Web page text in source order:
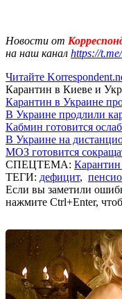
Новости от
на наш канал https://
Читайте
Карантин в Киеве и
Карантин в Украине
В Украине продлили
Кабмин готовится
В Украине на
МОЗ готовится
СПЕЦТЕМА:
ТЕГИ: дефицит,
Если вы заметили
нажмите Ctrl+Enter,